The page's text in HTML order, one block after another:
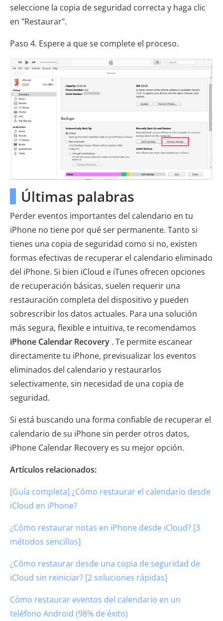
seleccione la copia de seguridad correcta y haga clic
en "Restaurar".
Paso 4. Espere a que se complete el proceso.
Últimas palabras
Perder eventos importantes del calendario en tu
iPhone no tiene por qué ser permanente. Tanto si
tienes una copia de seguridad como si no, existen
formas efectivas de recuperar el calendario eliminado
del iPhone. Si bien iCloud e iTunes ofrecen opciones
de recuperación básicas, suelen requerir una
restauración completa del dispositivo y pueden
sobrescribir los datos actuales. Para una solución
más segura, flexible e intuitiva, te recomendamos
iPhone Calendar Recovery . Te permite escanear
directamente tu iPhone, previsualizar los eventos
eliminados del calendario y restaurarlos
selectivamente, sin necesidad de una copia de
seguridad.
Si está buscando una forma confiable de recuperar el
calendario de su iPhone sin perder otros datos,
iPhone Calendar Recovery es su mejor opción.
Artículos relacionados:
[Guía completa] ¿Cómo restaurar el calendario desde
iCloud en iPhone?
¿Cómo restaurar notas en iPhone desde iCloud? [3
métodos sencillos]
¿Cómo restaurar desde una copia de seguridad de
iCloud sin reiniciar? [2 soluciones rápidas]
Cómo restaurar eventos del calendario en un
teléfono Android (98% de éxito)